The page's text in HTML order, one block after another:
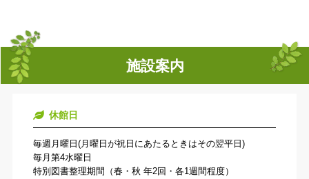
施設案内
休館日
毎週月曜日(月曜日が祝日にあたるときはその翌平日)
毎月第4水曜日
特別図書整理期間（春・秋 年2回・各1週間程度）